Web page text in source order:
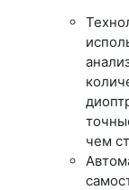
чем